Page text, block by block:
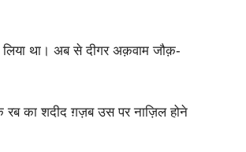
था। अब से दीगर अक़वाम जौक़-
रब का शदीद ग़ज़ब उस पर नाज़िल होने